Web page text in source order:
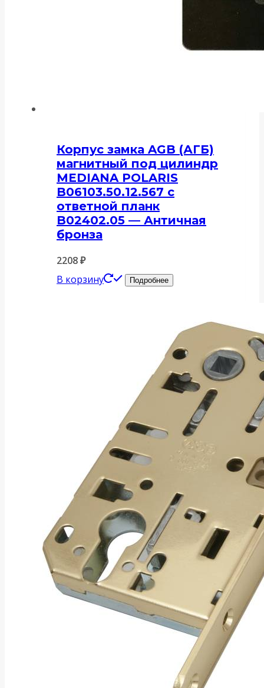
Корпус замка AGB (АГБ)
магнитный под цилиндр
MEDIANA POLARIS
B06103.50.12.567 с
ответной планк
B02402.05 — Античная
бронза
2208₽
В корзину
Подробнее